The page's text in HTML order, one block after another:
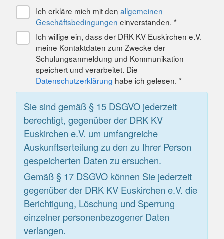
Ich erkläre mich mit den allgemeinen
Geschäftsbedingungen einverstanden. *
Ich willige ein, dass der DRK KV Euskirchen e.V.
meine Kontaktdaten zum Zwecke der
Schulungsanmeldung und Kommunikation
speichert und verarbeitet. Die
Datenschutzerklärung habe ich gelesen. *
Sie sind gemäß § 15 DSGVO jederzeit
berechtigt, gegenüber der DRK KV
Euskirchen e.V. um umfangreiche
Auskunftserteilung zu den zu Ihrer Person
gespeicherten Daten zu ersuchen.
Gemäß § 17 DSGVO können Sie jederzeit
gegenüber der DRK KV Euskirchen e.V. die
Berichtigung, Löschung und Sperrung
einzelner personenbezogener Daten
verlangen.